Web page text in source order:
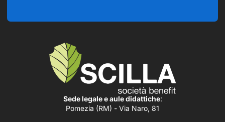
Sede legale e aule didattiche:
Pomezia (RM) - Via Naro, 81